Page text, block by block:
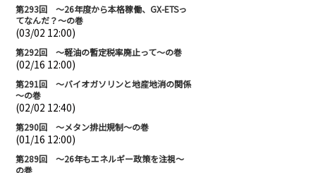
第293回 ～26年度から本格稼働、GX-ETSっ
てなんだ？～の巻
(03/02 12:00)
第292回 ～軽油の暫定税率廃止って～の巻
(02/16 12:00)
第291回 ～バイオガソリンと地産地消の関係
～の巻
(02/02 12:40)
第290回 ～メタン排出規制～の巻
(01/16 12:00)
第289回 ～26年もエネルギー政策を注視～
の巻